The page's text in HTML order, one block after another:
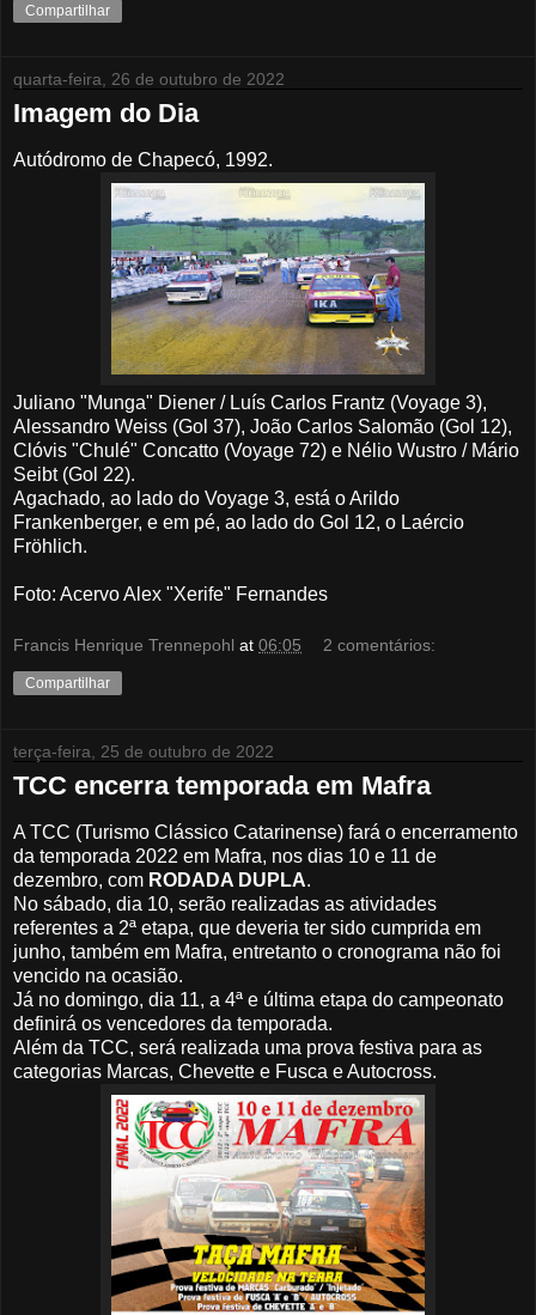
Compartilhar
quarta-feira, 26 de outubro de 2022
Imagem do Dia
Autódromo de Chapecó, 1992.
Juliano "Munga" Diener / Luís Carlos Frantz (Voyage 3),
Alessandro Weiss (Gol 37), João Carlos Salomão (Gol 12),
Clóvis "Chulé" Concatto (Voyage 72) e Nélio Wustro / Mário
Seibt (Gol 22).
Agachado, ao lado do Voyage 3, está o Arildo
Frankenberger, e em pé, ao lado do Gol 12, o Laércio
Fröhlich.
Foto: Acervo Alex "Xerife" Fernandes
Francis Henrique Trennepohl at 06:05 2 comentários:
Compartilhar
terça-feira, 25 de outubro de 2022
TCC encerra temporada em Mafra
A TCC (Turismo Clássico Catarinense) fará o encerramento
da temporada 2022 em Mafra, nos dias 10 e 11 de
dezembro, com RODADA DUPLA.
No sábado, dia 10, serão realizadas as atividades
referentes a 2ª etapa, que deveria ter sido cumprida em
junho, também em Mafra, entretanto o cronograma não foi
vencido na ocasião.
Já no domingo, dia 11, a 4ª e última etapa do campeonato
definirá os vencedores da temporada.
Além da TCC, será realizada uma prova festiva para as
categorias Marcas, Chevette e Fusca e Autocross.